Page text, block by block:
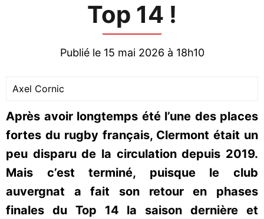
Top 14 !
Publié le 15 mai 2026 à 18h10
Axel Cornic
Après avoir longtemps été l’une des places
fortes du rugby français, Clermont était un
peu disparu de la circulation depuis 2019.
Mais c’est terminé, puisque le club
auvergnat a fait son retour en phases
finales du Top 14 la saison dernière et